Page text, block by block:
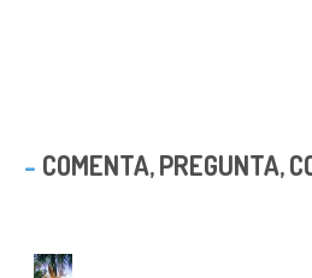
COMENTA, PREGUNTA,